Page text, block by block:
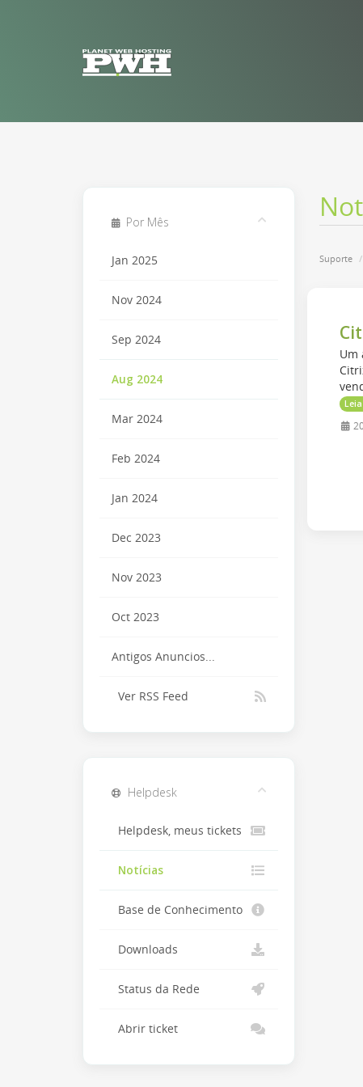
Suporte
Por Mês
Jan 2025
Nov 2024
Sep 2024
Aug 2024
Mar 2024
Feb 2024
Jan 2024
Dec 2023
Nov 2023
Oct 2023
Antigos Anuncios...
Ver RSS Feed
Um
Helpdesk
Helpdesk, meus tickets
Notícias
Base de Conhecimento
Downloads
Status da Rede
Abrir ticket